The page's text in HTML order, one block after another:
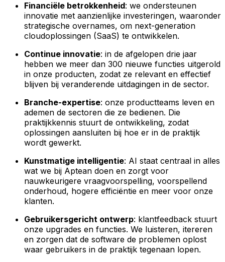
Financiële betrokkenheid: we ondersteunen
innovatie met aanzienlijke investeringen, waaronder
strategische overnames, om next-generation
cloudoplossingen (SaaS) te ontwikkelen.
Continue innovatie: in de afgelopen drie jaar
hebben we meer dan 300 nieuwe functies uitgerold
in onze producten, zodat ze relevant en effectief
blijven bij veranderende uitdagingen in de sector.
Branche-expertise: onze productteams leven en
ademen de sectoren die ze bedienen. Die
praktijkkennis stuurt de ontwikkeling, zodat
oplossingen aansluiten bij hoe er in de praktijk
wordt gewerkt.
Kunstmatige intelligentie: AI staat centraal in alles
wat we bij Aptean doen en zorgt voor
nauwkeurigere vraagvoorspelling, voorspellend
onderhoud, hogere efficiëntie en meer voor onze
klanten.
Gebruikersgericht ontwerp: klantfeedback stuurt
onze upgrades en functies. We luisteren, itereren
en zorgen dat de software de problemen oplost
waar gebruikers in de praktijk tegenaan lopen.